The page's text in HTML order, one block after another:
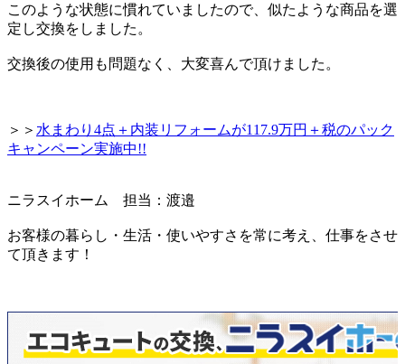
このような状態に慣れていましたので、似たような商品を選
定し交換をしました。
交換後の使用も問題なく、大変喜んで頂けました。
＞＞ 水まわり4点＋内装リフォームが117.9万円＋税のパック
キャンペーン実施中!!
ニラスイホーム 担当：渡邉
お客様の暮らし・生活・使いやすさを常に考え、仕事をさせ
て頂きます！